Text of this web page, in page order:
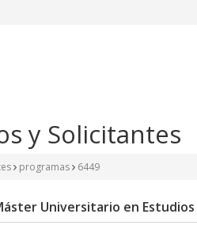
y Solicitantes
programas 6449
Universitario en